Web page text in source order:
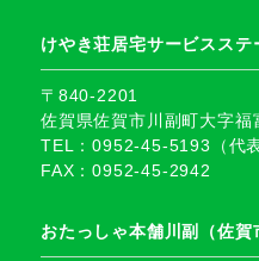
けやき荘居宅サービスステ
〒840-2201
佐賀県佐賀市川副町大字福
TEL：0952-45-5193（代表
FAX：0952-45-2942
おたっしゃ本舗川副（佐賀